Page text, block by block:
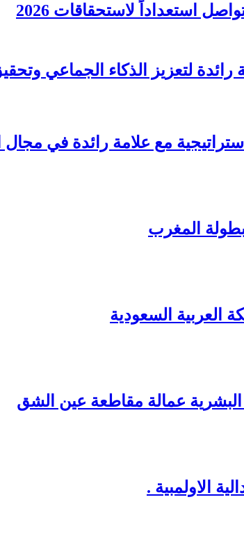
استعداداً لاستحقاقات 2026
مع علامة رائدة في
المغرب
العربية السعودية
البشرية عمالة مقاطعة عين الشق
الاولمبية .